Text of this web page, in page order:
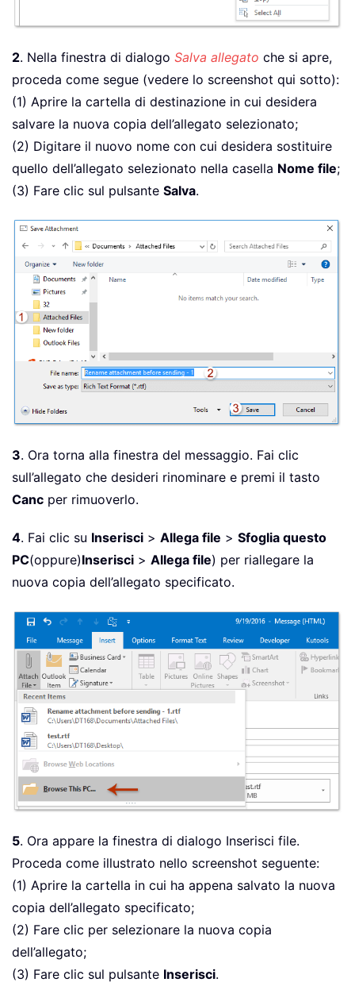
2. Nella finestra di dialogo Salva allegato che si apre,
proceda come segue (vedere lo screenshot qui sotto):
(1) Aprire la cartella di destinazione in cui desidera
salvare la nuova copia dell’allegato selezionato;
(2) Digitare il nuovo nome con cui desidera sostituire
quello dell’allegato selezionato nella casella Nome file;
(3) Fare clic sul pulsante Salva.
3. Ora torna alla finestra del messaggio. Fai clic
sull’allegato che desideri rinominare e premi il tasto
Canc per rimuoverlo.
4. Fai clic su Inserisci > Allega file > Sfoglia questo
PC(oppure)Inserisci > Allega file) per riallegare la
nuova copia dell’allegato specificato.
5. Ora appare la finestra di dialogo Inserisci file.
Proceda come illustrato nello screenshot seguente:
(1) Aprire la cartella in cui ha appena salvato la nuova
copia dell’allegato specificato;
(2) Fare clic per selezionare la nuova copia
dell’allegato;
(3) Fare clic sul pulsante Inserisci.